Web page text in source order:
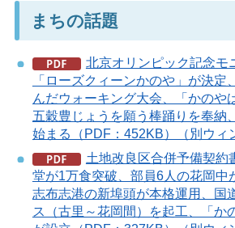
まちの話題
北京オリンピック記念モ
「ローズクィーンかのや」が決定
んだウォーキング大会、「かのや
五穀豊じょうを願う棒踊りを奉納
始まる（PDF：452KB）（別ウィ
土地改良区合併予備契約
堂が1万食突破、部員6人の花岡中
志布志港の新埠頭が本格運用、国
ス（古里～花岡間）を起工、「か